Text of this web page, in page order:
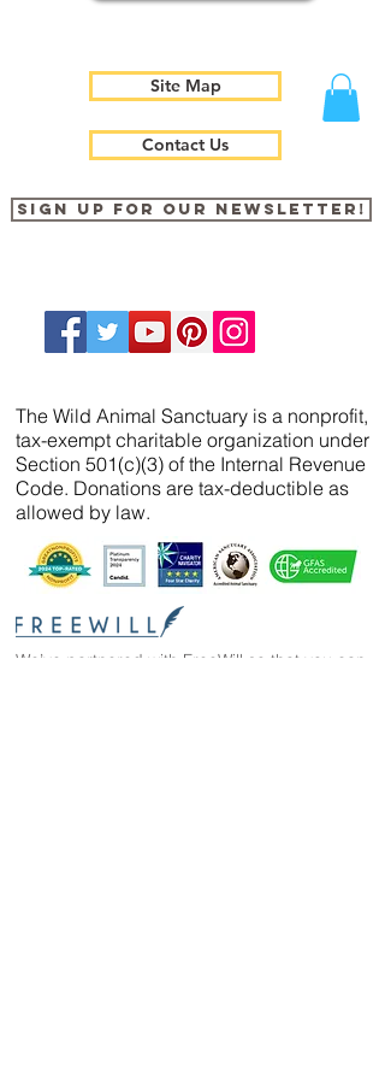
Site Map
Contact Us
Sign up for our newsletter!
The Wild Animal Sanctuary is a nonprofit,
tax-exempt charitable organization under
Section 501(c)(3) of the Internal Revenue
Code. Donations are tax-deductible as
allowed by law.
We’ve partnered with FreeWill so that you can